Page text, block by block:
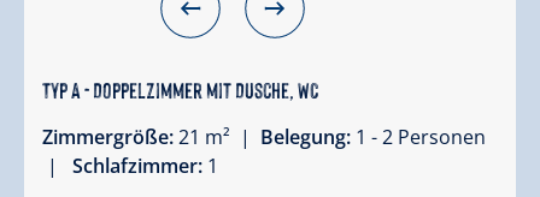
Typ A - Doppelzimmer mit Dusche, WC
Zimmergröße:21 m² | Belegung: 1 - 2 Personen
|
Schlafzimmer: 1